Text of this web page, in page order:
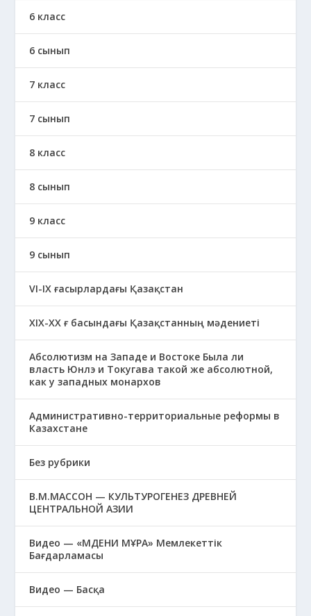
6 класс
6 сынып
7 класс
7 сынып
8 класс
8 сынып
9 класс
9 сынып
VI-IX ғасырлардағы Қазақстан
XIХ-XX ғ басындағы Қазақстанның мәдениеті
Абсолютизм на Западе и Востоке Была ли
власть Юнлэ и Токугава такой же абсолютной,
как у западных монархов
Административно-территориальные реформы в
Казахстане
Без рубрики
В.М.МАССОН — КУЛЬТУРОГЕНЕЗ ДРЕВНЕЙ
ЦЕНТРАЛЬНОЙ АЗИИ
Видео — «МӘДЕНИ МҰРА» Мемлекеттік
Бағдарламасы
Видео — Басқа